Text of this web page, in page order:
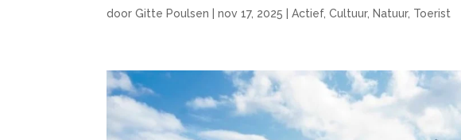
doorGitte Poulsen |nov 17, 2025 |Actief,Cultuur, Natuur, Toerist